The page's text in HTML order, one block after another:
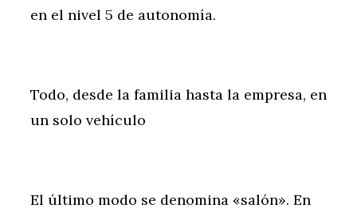
en el nivel 5 de autonomía.
Todo, desde la familia hasta la empresa, en
un solo vehículo
El último modo se denomina «salón». En